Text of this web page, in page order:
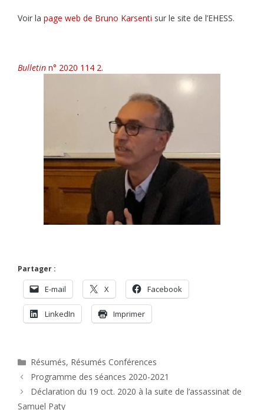
Voir la page web de Bruno Karsenti sur le site de l’EHESS.
Bulletin n° 2020 114 2.
Partager :
E-mail X Facebook
LinkedIn Imprimer
Catégories
Résumés, Résumés Conférences
Programme des séances 2020-2021
Déclaration du 19 oct. 2020 à la suite de l’assassinat de
Samuel Paty